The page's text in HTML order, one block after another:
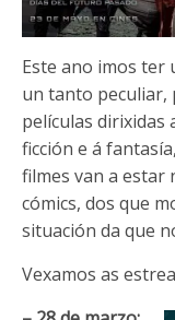
Este ano imos ter
un tanto peculiar,
películas dirixidas
ficción e á
filmes van a estar
cómics, dos que
situación da que
Vexamos as